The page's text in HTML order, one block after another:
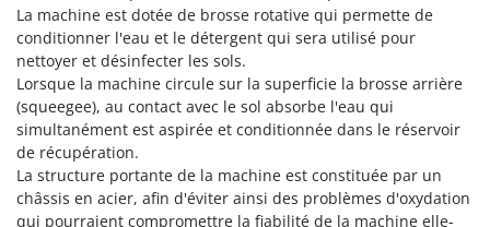
Hachoirs à viande
Herses à Dents
Herses Rotatives
L
Lames à neige
Lames niveleuses pour tracteur
Effeuno
Einhell
Elegen
Energy Gruppi
Enotecnica Pillan
Eschenfelder
EuroMech
La machine est dotée de brosse rotative qui permette de
conditionner l'eau et le détergent qui sera utilisé pour
nettoyer et désinfecter les sols.
Lorsque la machine circule sur la superficie la brosse arrière
(squeegee), au contact avec le sol absorbe l'eau qui
simultanément est aspirée et conditionnée dans le réservoir
de récupération.
La structure portante de la machine est constituée par un
châssis en acier, afin d'éviter ainsi des problèmes d'oxydation
qui pourraient compromettre la fiabilité de la machine elle-